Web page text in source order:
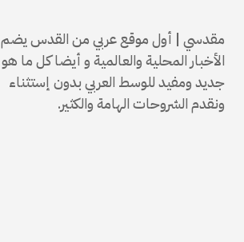
مقدسي | أول موقع عربي من القدس يضم
الأخبار المحلية والعالمية و أيضا كل ما هو
جديد ومفيد للوسط العربي بدون إستثناء
ونقدم الشروحات الهامة والكثير.